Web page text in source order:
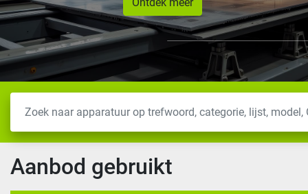
Aanbod gebruikt